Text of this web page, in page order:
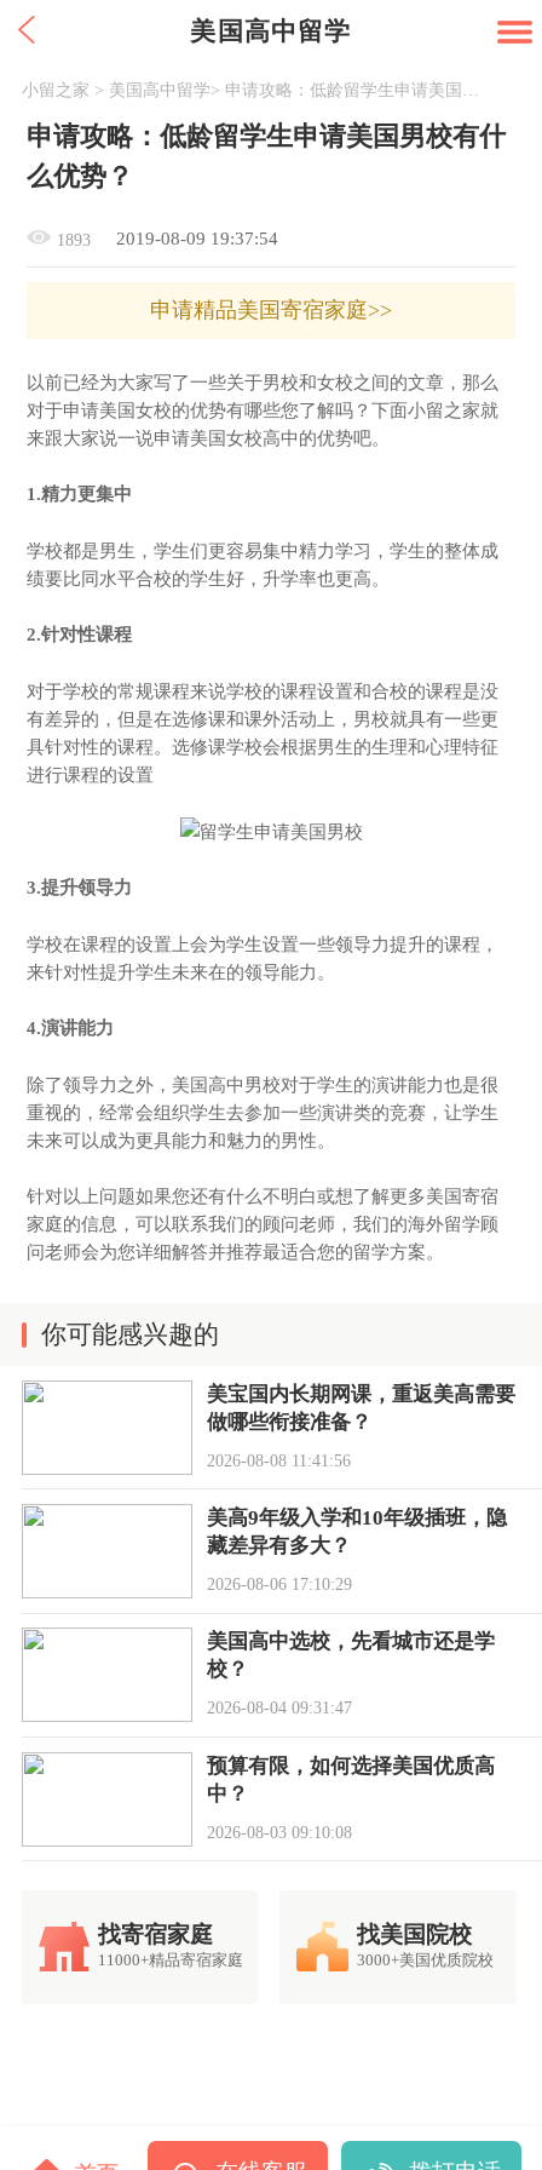
美国高中留学
小留之家 > 美国高中留学>
申请攻略：低龄留学生申请美国男校有什
么优势？
1893 2019-08-09 19:37:54
申请精品美国寄宿家庭>>
以前已经为大家写了一些关于男校和女校之间的文章，那么
对于申请美国女校的优势有哪些您了解吗？下面小留之家就
来跟大家说一说申请美国女校高中的优势吧。
1.精力更集中
学校都是男生，学生们更容易集中精力学习，学生的整体成
绩要比同水平合校的学生好，升学率也更高。
2.针对性课程
对于学校的常规课程来说学校的课程设置和合校的课程是没
有差异的，但是在选修课和课外活动上，男校就具有一些更
具针对性的课程。选修课学校会根据男生的生理和心理特征
进行课程的设置
3.提升领导力
学校在课程的设置上会为学生设置一些领导力提升的课程，
来针对性提升学生未来在的领导能力。
4.演讲能力
除了领导力之外，美国高中男校对于学生的演讲能力也是很
重视的，经常会组织学生去参加一些演讲类的竞赛，让学生
未来可以成为更具能力和魅力的男性。
针对以上问题如果您还有什么不明白或想了解更多美国寄宿
家庭的信息，可以联系我们的顾问老师，我们的海外留学顾
问老师会为您详细解答并推荐最适合您的留学方案。
你可能感兴趣的
美宝国内长期网课，重返美高需要
做哪些衔接准备？
2026-08-08 11:41:56
美高9年级入学和10年级插班，隐
藏差异有多大？
2026-08-06 17:10:29
美国高中选校，先看城市还是学
校？
2026-08-04 09:31:47
预算有限，如何选择美国优质高
中？
2026-08-03 09:10:08
找寄宿家庭
11000+精品寄宿家庭
找美国院校
3000+美国优质院校